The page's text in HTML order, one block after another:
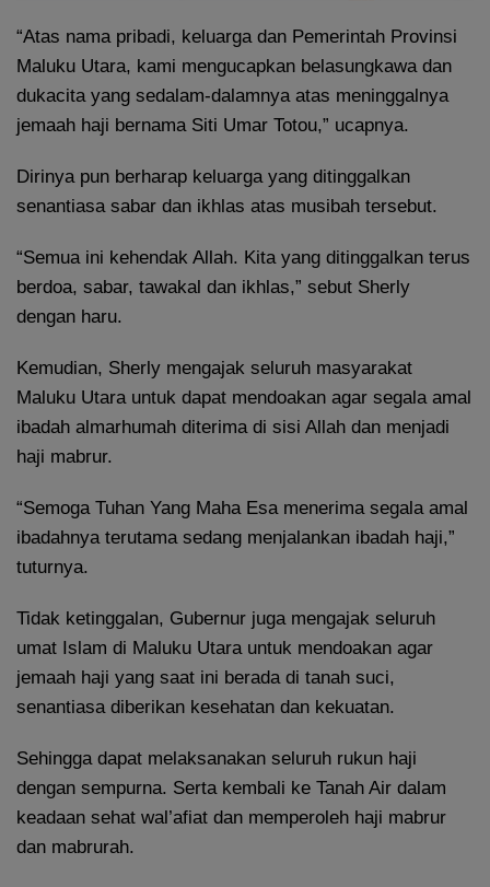
“Atas nama pribadi, keluarga dan Pemerintah Provinsi
Maluku Utara, kami mengucapkan belasungkawa dan
dukacita yang sedalam-dalamnya atas meninggalnya
jemaah haji bernama Siti Umar Totou,” ucapnya.
Dirinya pun berharap keluarga yang ditinggalkan
senantiasa sabar dan ikhlas atas musibah tersebut.
“Semua ini kehendak Allah. Kita yang ditinggalkan terus
berdoa, sabar, tawakal dan ikhlas,” sebut Sherly
dengan haru.
Kemudian, Sherly mengajak seluruh masyarakat
Maluku Utara untuk dapat mendoakan agar segala amal
ibadah almarhumah diterima di sisi Allah dan menjadi
haji mabrur.
“Semoga Tuhan Yang Maha Esa menerima segala amal
ibadahnya terutama sedang menjalankan ibadah haji,”
tuturnya.
Tidak ketinggalan, Gubernur juga mengajak seluruh
umat Islam di Maluku Utara untuk mendoakan agar
jemaah haji yang saat ini berada di tanah suci,
senantiasa diberikan kesehatan dan kekuatan.
Sehingga dapat melaksanakan seluruh rukun haji
dengan sempurna. Serta kembali ke Tanah Air dalam
keadaan sehat wal’afiat dan memperoleh haji mabrur
dan mabrurah.